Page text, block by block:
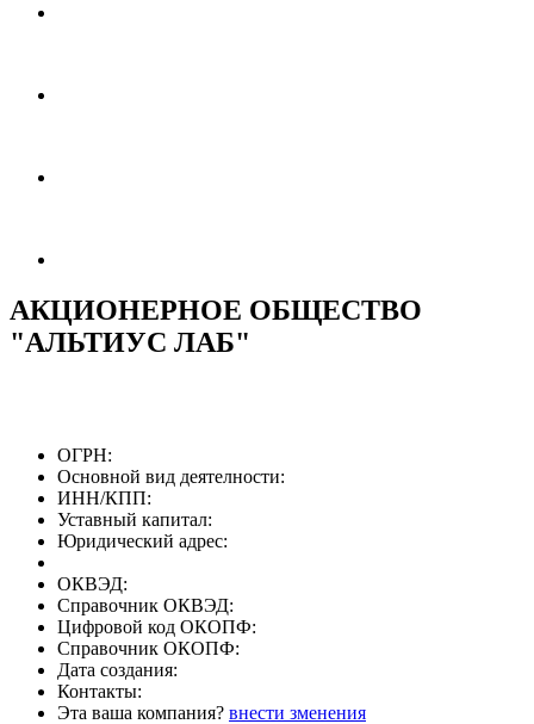
АКЦИОНЕРНОЕ ОБЩЕСТВО
"АЛЬТИУС ЛАБ"
ОГРН:
Основной вид деятелности:
ИНН/КПП:
Уставный капитал:
Юридический адрес:
ОКВЭД:
Справочник ОКВЭД:
Цифровой код ОКОПФ:
Справочник ОКОПФ:
Дата создания:
Контакты:
Эта ваша компания? внести зменения